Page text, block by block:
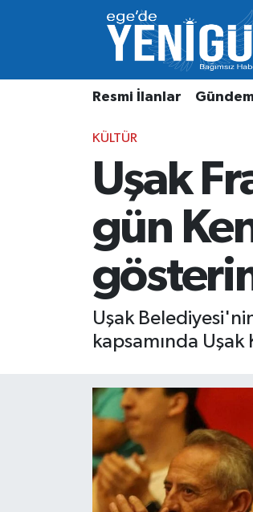
Resmi İlanlar
KÜLTÜR
Uşak
gün
Uşak
kapsamında
Resmi İlanlar
Gündem
Özel Haber
Beyoğlu Nöbetçi Eczaneler
Beyoğlu Hava Durumu
Beyoğlu Trafik Yoğunluk Haritası
Süper Lig Puan Durumu ve
Tüm Manşetler
Son Dakika Haberleri